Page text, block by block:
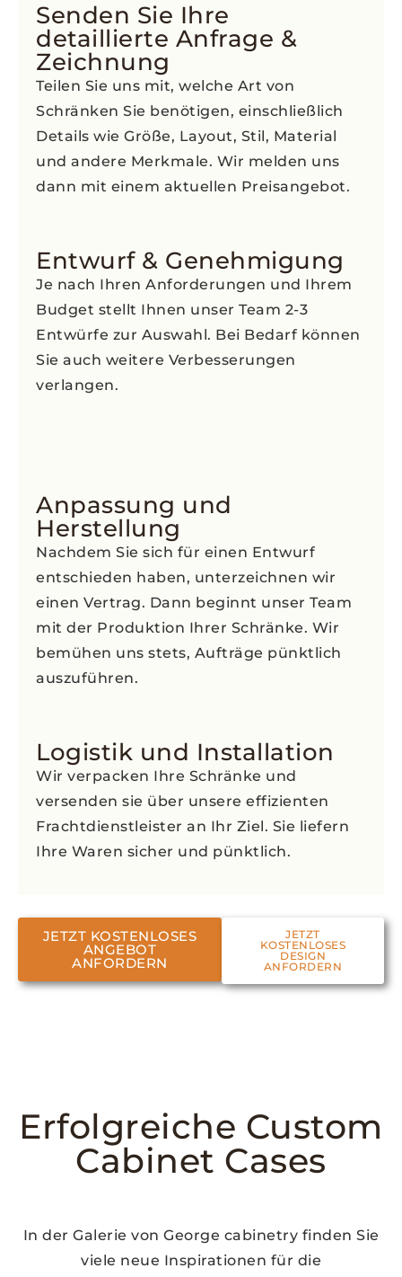
Senden Sie Ihre
detaillierte Anfrage &
Zeichnung
Teilen Sie uns mit, welche Art von
Schränken Sie benötigen, einschließlich
Details wie Größe, Layout, Stil, Material
und andere Merkmale. Wir melden uns
dann mit einem aktuellen Preisangebot.
Entwurf & Genehmigung
Je nach Ihren Anforderungen und Ihrem
Budget stellt Ihnen unser Team 2-3
Entwürfe zur Auswahl. Bei Bedarf können
Sie auch weitere Verbesserungen
verlangen.
Anpassung und
Herstellung
Nachdem Sie sich für einen Entwurf
entschieden haben, unterzeichnen wir
einen Vertrag. Dann beginnt unser Team
mit der Produktion Ihrer Schränke. Wir
bemühen uns stets, Aufträge pünktlich
auszuführen.
Logistik und Installation
Wir verpacken Ihre Schränke und
versenden sie über unsere effizienten
Frachtdienstleister an Ihr Ziel. Sie liefern
Ihre Waren sicher und pünktlich.
JETZT KOSTENLOSES
ANGEBOT
ANFORDERN
JETZT
KOSTENLOSES
DESIGN
ANFORDERN
Erfolgreiche Custom
Cabinet Cases
In der Galerie von George cabinetry finden Sie
viele neue Inspirationen für die